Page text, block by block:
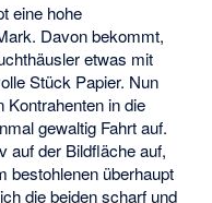
eine hohe
Davon bekommt,
etwas mit
Stück Papier. Nun
Kontrahenten in die
gewaltig Fahrt auf.
auf der Bildfläche auf,
bestohlenen überhaupt
die beiden scharf und